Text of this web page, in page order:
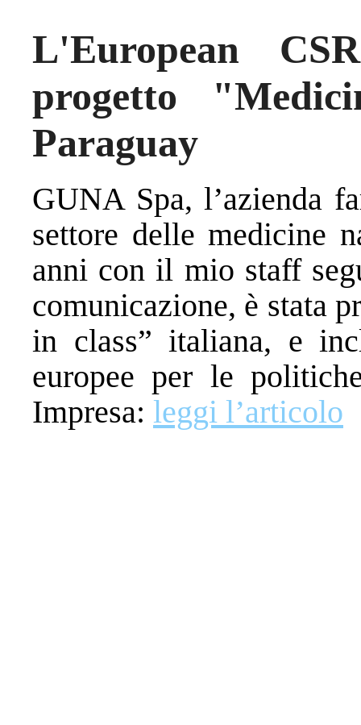
L'European
progetto
Paraguay
GUNA Spa, l’azienda
settore delle medicine
anni con il mio staff
comunicazione, è stata
in class” italiana, e
europee per le
Impresa: leggi l’articolo